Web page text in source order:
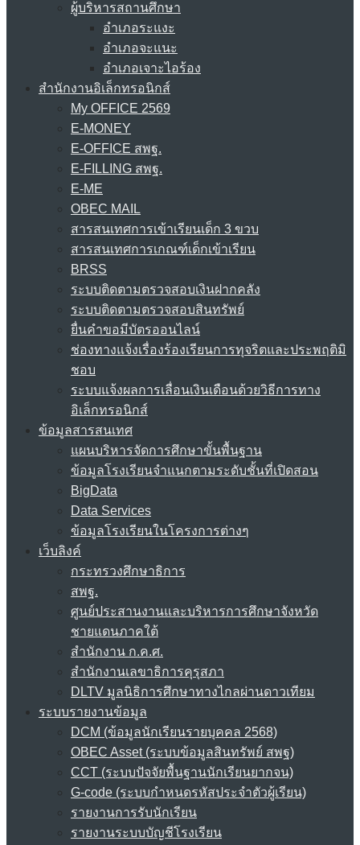
ผู้บริหารสถานศึกษา
อำเภอระแงะ
อำเภอจะแนะ
อำเภอเจาะไอร้อง
สำนักงานอิเล็กทรอนิกส์
My OFFICE 2569
E-MONEY
E-OFFICE สพฐ.
E-FILLING สพฐ.
E-ME
OBEC MAIL
สารสนเทศการเข้าเรียนเด็ก 3 ขวบ
สารสนเทศการเกณฑ์เด็กเข้าเรียน
BRSS
ระบบติดตามตรวจสอบเงินฝากคลัง
ระบบติดตามตรวจสอบสินทรัพย์
ยื่นคำขอมีบัตรออนไลน์
ช่องทางแจ้งเรื่องร้องเรียนการทุจริตและประพฤติมิ
ชอบ
ระบบแจ้งผลการเลื่อนเงินเดือนด้วยวิธีการทาง
อิเล็กทรอนิกส์
ข้อมูลสารสนเทศ
แผนบริหารจัดการศึกษาขั้นพื้นฐาน
ข้อมูลโรงเรียนจำแนกตามระดับชั้นที่เปิดสอน
BigData
Data Services
ข้อมูลโรงเรียนในโครงการต่างๆ
เว็บลิงค์
กระทรวงศึกษาธิการ
สพฐ.
ศูนย์ประสานงานและบริหารการศึกษาจังหวัด
ชายแดนภาคใต้
สำนักงาน ก.ค.ศ.
สำนักงานเลขาธิการคุรุสภา
DLTV มูลนิธิการศึกษาทางไกลผ่านดาวเทียม
ระบบรายงานข้อมูล
DCM (ข้อมูลนักเรียนรายบุคคล 2568)
OBEC Asset (ระบบข้อมูลสินทรัพย์ สพฐ)
CCT (ระบบปัจจัยพื้นฐานนักเรียนยากจน)
G-code (ระบบกำหนดรหัสประจำตัวผู้เรียน)
รายงานการรับนักเรียน
รายงานระบบบัญชีโรงเรียน